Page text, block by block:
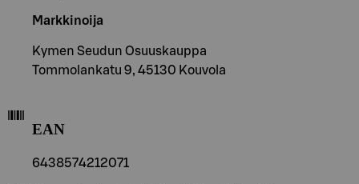
Markkinoija
Kymen Seudun Osuuskauppa
Tommolankatu 9, 45130 Kouvola
EAN
6438574212071